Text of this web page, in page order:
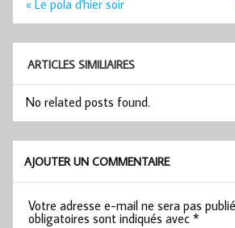
Navigation
« Le pola d'hier soir
ARTICLES SIMILIAIRES
No related posts found.
AJOUTER UN COMMENTAIRE
Votre adresse e-mail ne sera pas
obligatoires sont indiqués avec*